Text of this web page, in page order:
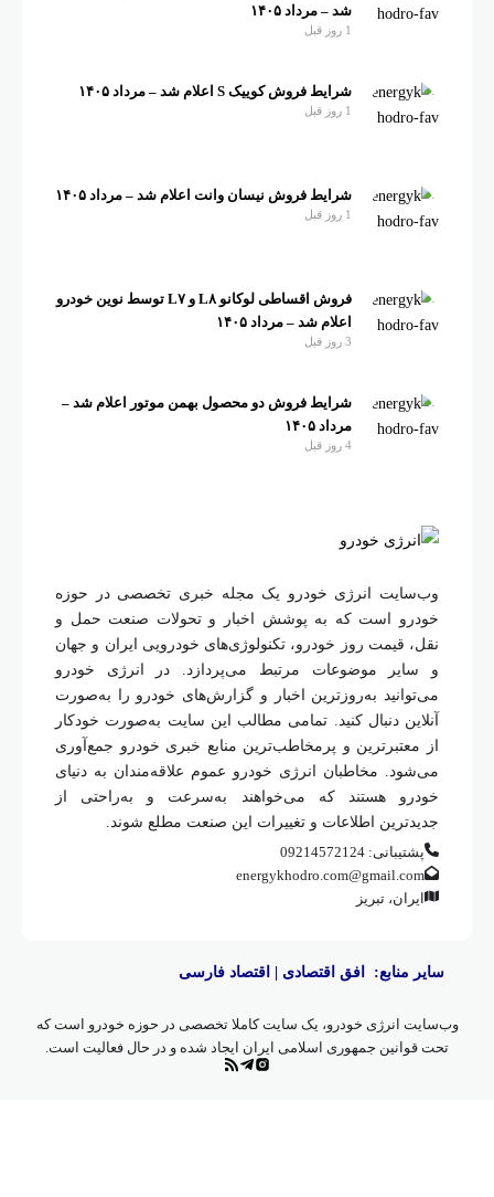
وب‌سایت انرژی خودرو یک مجله خبری تخصصی در حوزه
خودرو است که به پوشش اخبار و تحولات صنعت حمل و
نقل، قیمت روز خودرو، تکنولوژی‌های خودرویی ایران و جهان
و سایر موضوعات مرتبط می‌پردازد. در انرژی خودرو
می‌توانید به‌روزترین اخبار و گزارش‌های خودرو را به‌صورت
آنلاین دنبال کنید. تمامی مطالب این سایت به‌صورت خودکار
از معتبرترین و پرمخاطب‌ترین منابع خبری خودرو جمع‌آوری
می‌شود. مخاطبان انرژی خودرو عموم علاقه‌مندان به دنیای
خودرو هستند که می‌خواهند به‌سرعت و به‌راحتی از
جدیدترین اطلاعات و تغییرات این صنعت مطلع شوند.
پشتیبانی: 09214572124
energykhodro.com@gmail.com
ایران، تبریز
شد – مرداد ۱۴۰۵
شرایط فروش کوییک S اعلام شد – مرداد ۱۴۰۵
شرایط فروش نیسان وانت اعلام شد – مرداد ۱۴۰۵
فروش اقساطی لوکانو L۸ و L۷ توسط نوین خودرو
اعلام شد – مرداد ۱۴۰۵
شرایط فروش دو محصول بهمن موتور اعلام شد –
مرداد ۱۴۰۵
سایر منابع:افق اقتصادی|اقتصاد فارسی
وب‌سایت انرژی خودرو، یک سایت کاملا تخصصی در حوزه خودرو است که
تحت قوانین جمهوری اسلامی ایران ایجاد شده و در حال فعالیت است.